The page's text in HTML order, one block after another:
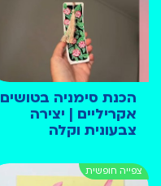
הכנת סימניה בטושים
אקריליים | יצירה
צבעונית וקלה